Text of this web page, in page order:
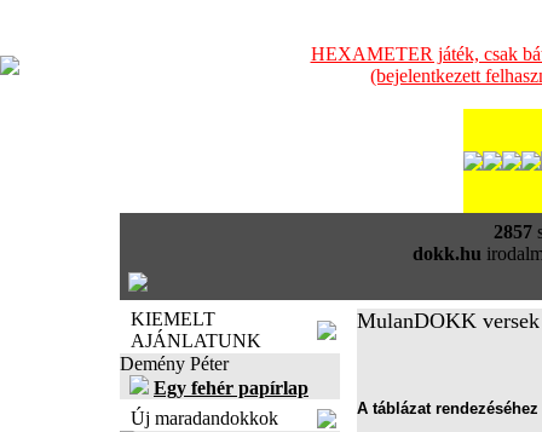
HEXAMETER játék, csak
(bejelentkezett
2857
dokk.hu
KIEMELT
AJÁNLATUNK
Demény Péter
Egy fehér papírlap
Új maradandokkok
MulanDOKK versek
A táblázat